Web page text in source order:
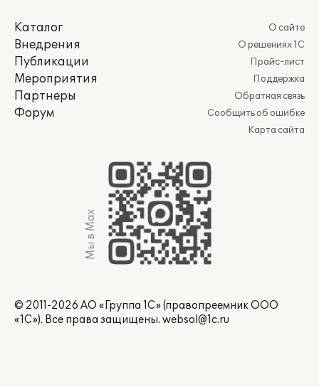
Каталог
Внедрения
Публикации
Мероприятия
Партнеры
Форум
О сайте
О решениях 1С
Прайс-лист
Поддержка
Обратная связь
Сообщить об ошибке
Карта сайта
Мы в Max
© 2011-2026 АО «Группа 1С» (правопреемник ООО
«1С»). Все права защищены. websol@1c.ru